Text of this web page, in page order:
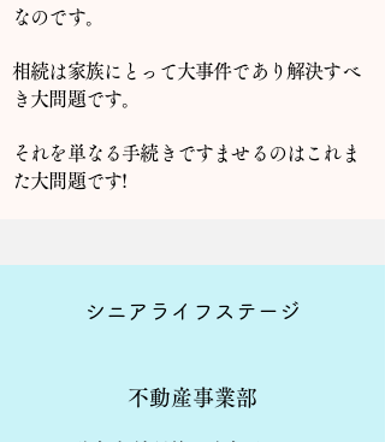
なのです。
相続は家族にとって大事件であり解決すべ
き大問題です。
それを単なる手続きですませるのはこれま
た大問題です!
​シニアライフステージ
不動産事業部